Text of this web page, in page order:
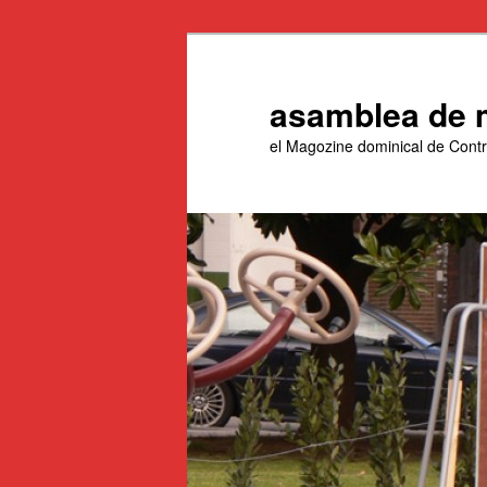
asamblea de
el Magozine dominical de